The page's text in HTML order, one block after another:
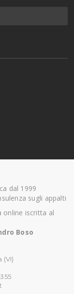
dal 1999
sugli appalti
online iscritta al
Boso
(VI)